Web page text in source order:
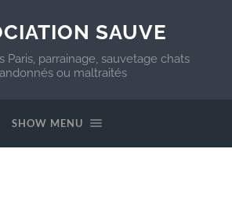
SAUVE
Paris, parrainage, sauvetage chats
ou maltraités
SHOW MENU